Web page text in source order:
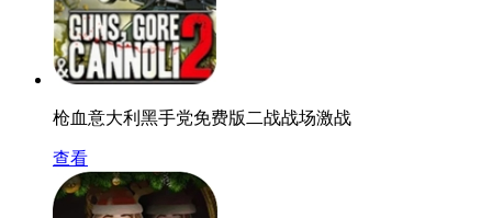
枪血意大利黑手党免费版二战战场激战
查看